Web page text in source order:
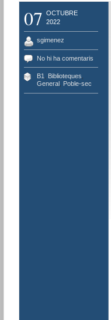
07 OCTUBRE
2022
sgimenez
No hi ha comentaris
B1 Biblioteques
General
Poble-sec